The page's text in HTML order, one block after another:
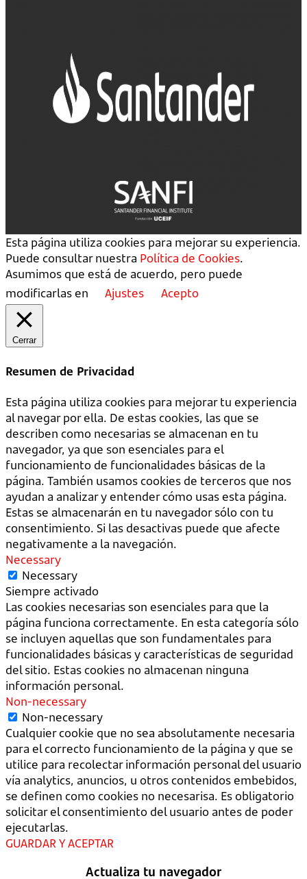
Esta página utiliza cookies para mejorar su experiencia.
Puede consultar nuestra Política de Cookies.
Asumimos que está de acuerdo, pero puede
modificarlas en
Ajustes Acepto
Cerrar
Resumen de Privacidad
Esta página utiliza cookies para mejorar tu experiencia
al navegar por ella. De estas cookies, las que se
describen como necesarias se almacenan en tu
navegador, ya que son esenciales para el
funcionamiento de funcionalidades básicas de la
página. También usamos cookies de terceros que nos
ayudan a analizar y entender cómo usas esta página.
Estas se almacenarán en tu navegador sólo con tu
consentimiento. Si las desactivas puede que afecte
negativamente a la navegación.
Necessary
Necessary
Siempre activado
Las cookies necesarias son esenciales para que la
página funciona correctamente. En esta categoría sólo
se incluyen aquellas que son fundamentales para
funcionalidades básicas y características de seguridad
del sitio. Estas cookies no almacenan ninguna
información personal.
Non-necessary
Non-necessary
Cualquier cookie que no sea absolutamente necesaria
para el correcto funcionamiento de la página y que se
utilice para recolectar información personal del usuario
vía analytics, anuncios, u otros contenidos embebidos,
se definen como cookies no necesarisa. Es obligatorio
solicitar el consentimiento del usuario antes de poder
ejecutarlas.
GUARDAR Y ACEPTAR
Actualiza tu navegador